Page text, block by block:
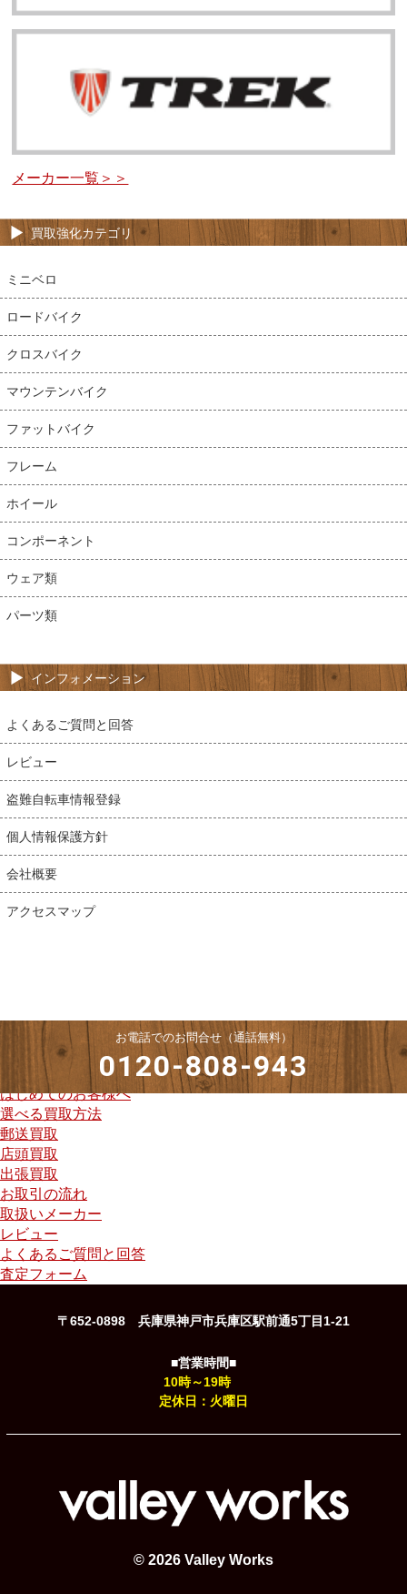
メーカー一覧＞＞
買取強化カテゴリ
ミニベロ
ロードバイク
クロスバイク
マウンテンバイク
ファットバイク
フレーム
ホイール
コンポーネント
ウェア類
パーツ類
インフォメーション
よくあるご質問と回答
レビュー
盗難自転車情報登録
個人情報保護方針
会社概要
アクセスマップ
お電話でのお問合せ（通話無料）
0120-808-943
はじめてのお客様へ
選べる買取方法
郵送買取
店頭買取
出張買取
お取引の流れ
取扱いメーカー
レビュー
よくあるご質問と回答
査定フォーム
〒652-0898 兵庫県神戸市兵庫区駅前通5丁目1-21
■営業時間■
10時～19時
定休日：火曜日
© 2026 Valley Works